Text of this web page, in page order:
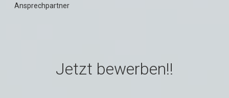
Ansprechpartner
Jetzt bewerben!!